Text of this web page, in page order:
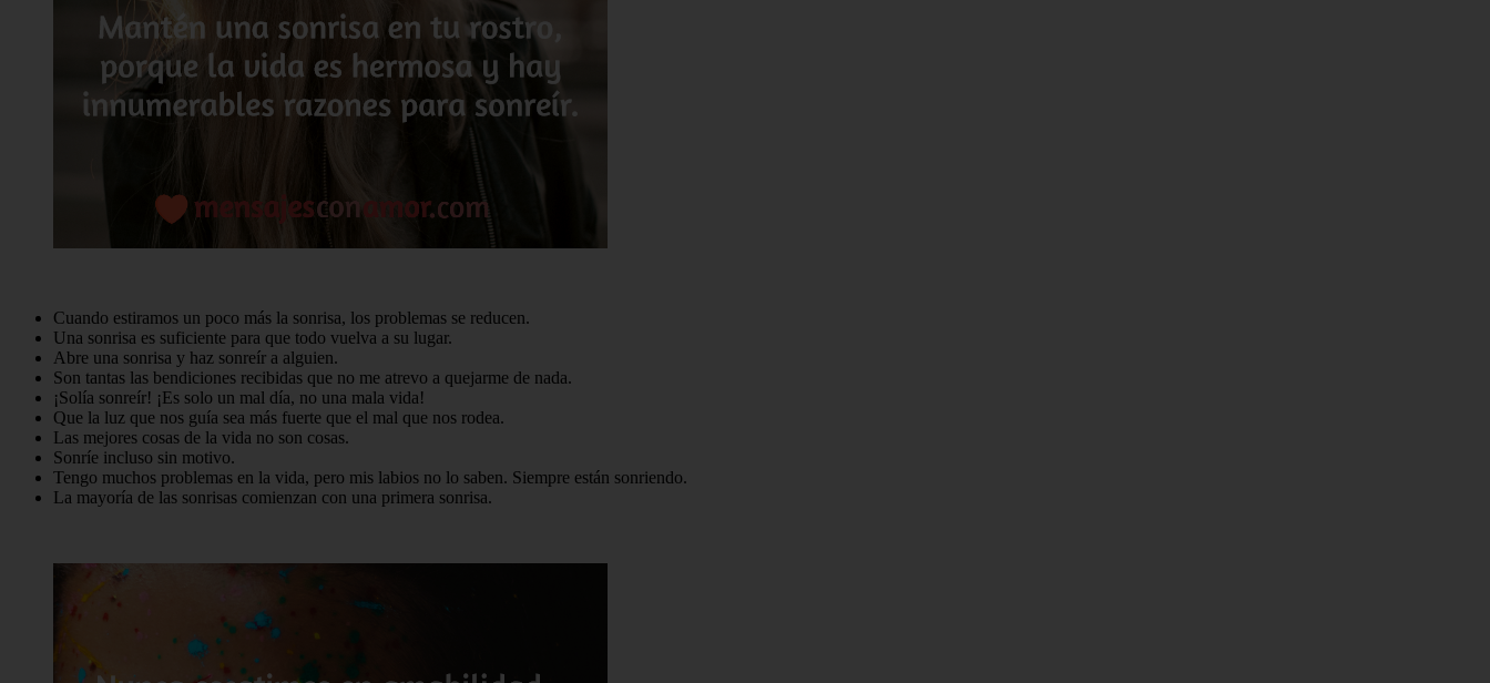
Cuando estiramos un poco más la sonrisa, los problemas se reducen.
Una sonrisa es suficiente para que todo vuelva a su lugar.
Abre una sonrisa y haz sonreír a alguien.
Son tantas las bendiciones recibidas que no me atrevo a quejarme de nada.
¡Solía ​​sonreír! ¡Es solo un mal día, no una mala vida!
Que la luz que nos guía sea más fuerte que el mal que nos rodea.
Las mejores cosas de la vida no son cosas.
Sonríe incluso sin motivo.
Tengo muchos problemas en la vida, pero mis labios no lo saben. Siempre están sonriendo.
La mayoría de las sonrisas comienzan con una primera sonrisa.